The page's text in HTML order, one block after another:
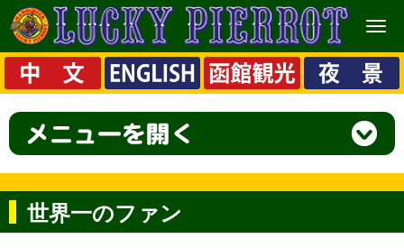
メ
ニ
ュ
ー
世界一のファン